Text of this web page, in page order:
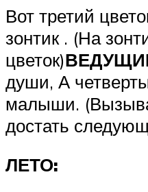
Вот третий
зонтик . (На
цветок)
души, А
малыши.
достать
ЛЕТО: